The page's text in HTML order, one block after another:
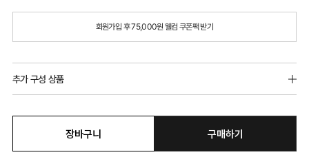
회원가입 후 75,000원 웰컴 쿠폰팩 받기
추가 구성 상품
장바구니 구매하기